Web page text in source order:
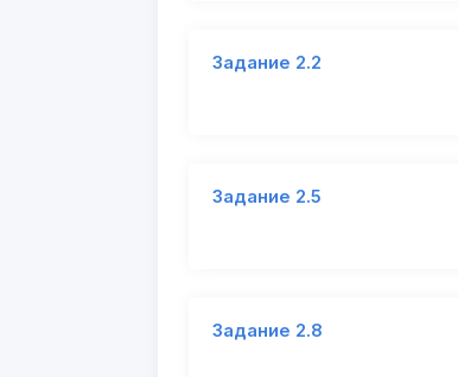
Задание 2.2
Задание 2.5
Задание 2.8